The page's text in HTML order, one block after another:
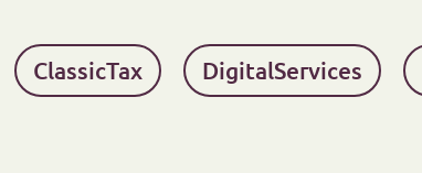
ClassicTax DigitalServices